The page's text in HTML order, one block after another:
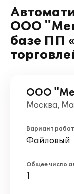
ООО
базе ПП
ООО
Москва,
Вариант
Файловый
Общее число
1